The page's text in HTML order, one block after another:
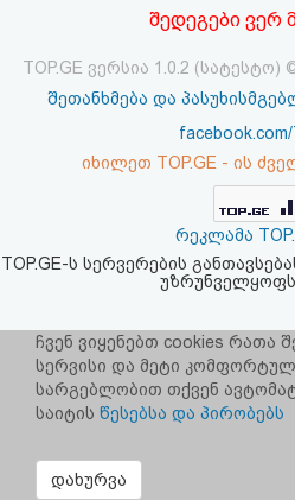
კოდი
სალიცენზიო
პასუხისმგებლობის
უარყოფა
შედეგები ვერ
TOP.GE ვერსია 1.0.2 (სატესტო)
შეთანხმება და
facebook.com/
იხილეთ TOP.GE - ის
რეკლამა
TOP.GE-ს სერვერების
ჩვენ ვიყენებთ cookies რათა
სერვისი და მეტი
სარგებლობით თქვენ
საიტის წესებსა და პირობებს
დახურვა